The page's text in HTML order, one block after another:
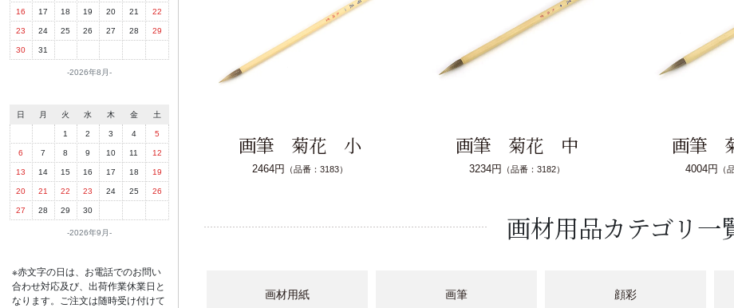
画筆 菊花 小
2464円 （品番：3183）
画筆 菊花 中
3234円 （品番：3182）
画筆
4004円 （
画材用品カテゴリ一
画材用紙 画筆 顔彩
2026年8月
16 17 18 19 20 21 22
23 24 25 26 27 28 29
30 31
2026年9月
日 月 火 水 木 金 土
1 2 3 4 5
6 7 8 9 10 11 12
13 14 15 16 17 18 19
20 21 22 23 24 25 26
27 28 29 30
※赤文字の日は、お電話でのお問い
合わせ対応及び、出荷作業休業日と
なります。ご注文は随時受け付けて